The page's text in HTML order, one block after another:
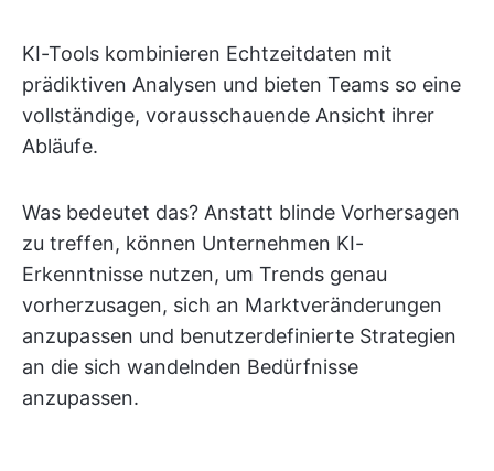
KI-Tools kombinieren Echtzeitdaten mit
prädiktiven Analysen und bieten Teams so eine
vollständige, vorausschauende Ansicht ihrer
Abläufe.
Was bedeutet das? Anstatt blinde Vorhersagen
zu treffen, können Unternehmen KI-
Erkenntnisse nutzen, um Trends genau
vorherzusagen, sich an Marktveränderungen
anzupassen und benutzerdefinierte Strategien
an die sich wandelnden Bedürfnisse
anzupassen.